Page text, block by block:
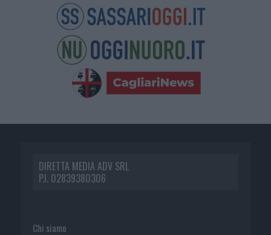
DIRETTA MEDIA ADV SRL
P.I. 02839380306
Chi siamo